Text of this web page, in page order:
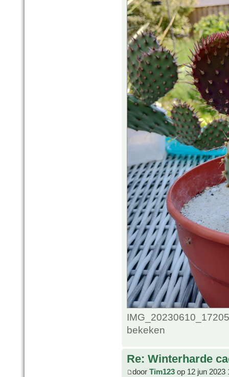
bekeken
Re: Winterharde
door Tim123 op 12 jun 2023